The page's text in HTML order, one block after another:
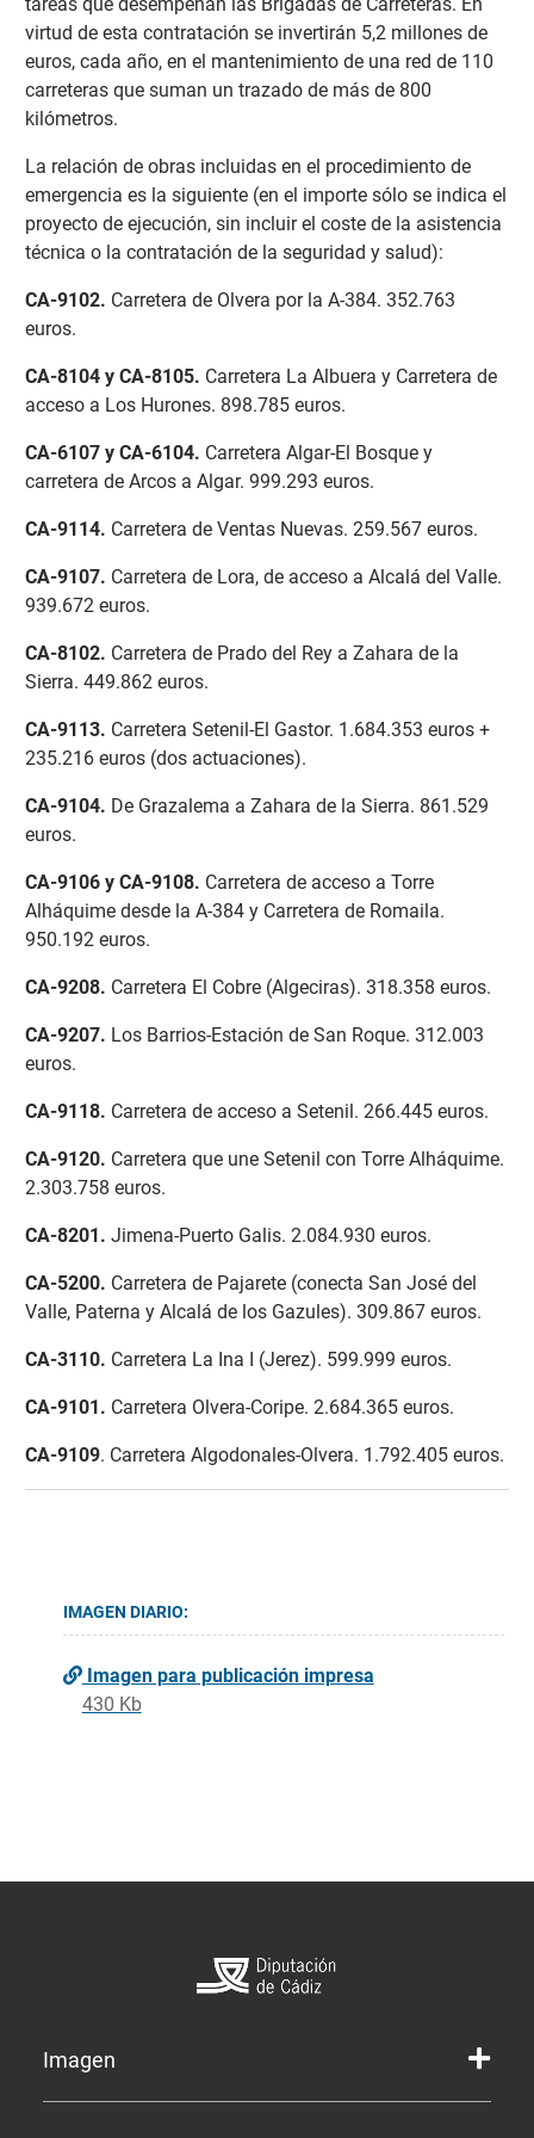
virtud de esta contratación se invertirán 5,2 millones de
euros, cada año, en el mantenimiento de una red de 110
carreteras que suman un trazado de más de 800
kilómetros.
La relación de obras incluidas en el procedimiento de
emergencia es la siguiente (en el importe sólo se indica el
proyecto de ejecución, sin incluir el coste de la asistencia
técnica o la contratación de la seguridad y salud):
CA-9102. Carretera de Olvera por la A-384. 352.763
euros.
CA-8104 y CA-8105. Carretera La Albuera y Carretera de
acceso a Los Hurones. 898.785 euros.
CA-6107 y CA-6104. Carretera Algar-El Bosque y
carretera de Arcos a Algar. 999.293 euros.
CA-9114. Carretera de Ventas Nuevas. 259.567 euros.
CA-9107. Carretera de Lora, de acceso a Alcalá del Valle.
939.672 euros.
CA-8102. Carretera de Prado del Rey a Zahara de la
Sierra. 449.862 euros.
CA-9113. Carretera Setenil-El Gastor. 1.684.353 euros +
235.216 euros (dos actuaciones).
CA-9104. De Grazalema a Zahara de la Sierra. 861.529
euros.
CA-9106 y CA-9108. Carretera de acceso a Torre
Alháquime desde la A-384 y Carretera de Romaila.
950.192 euros.
CA-9208. Carretera El Cobre (Algeciras). 318.358 euros.
CA-9207. Los Barrios-Estación de San Roque. 312.003
euros.
CA-9118. Carretera de acceso a Setenil. 266.445 euros.
CA-9120. Carretera que une Setenil con Torre Alháquime.
2.303.758 euros.
CA-8201. Jimena-Puerto Galis. 2.084.930 euros.
CA-5200. Carretera de Pajarete (conecta San José del
Valle, Paterna y Alcalá de los Gazules). 309.867 euros.
CA-3110. Carretera La Ina I (Jerez). 599.999 euros.
CA-9101. Carretera Olvera-Coripe. 2.684.365 euros.
CA-9109. Carretera Algodonales-Olvera. 1.792.405 euros.
IMAGEN DIARIO:
Imagen para publicación impresa
430 Kb
Imagen